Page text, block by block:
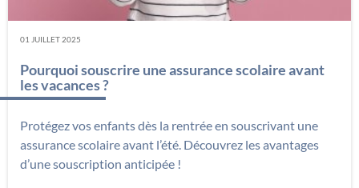
01 JUILLET 2025
Pourquoi souscrire une assurance scolaire avant
les vacances ?
Protégez vos enfants dès la rentrée en souscrivant une
assurance scolaire avant l’été. Découvrez les avantages
d’une souscription anticipée !